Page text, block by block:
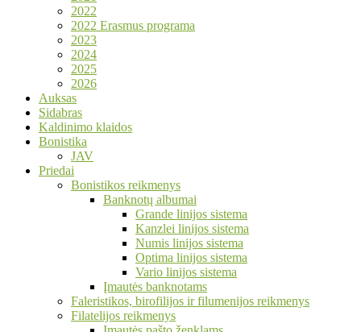
2022
2022 Erasmus programa
2023
2024
2025
2026
Auksas
Sidabras
Kaldinimo klaidos
Bonistika
JAV
Priedai
Bonistikos reikmenys
Banknotų albumai
Grande linijos sistema
Kanzlei linijos sistema
Numis linijos sistema
Optima linijos sistema
Vario linijos sistema
Įmautės banknotams
Faleristikos, birofilijos ir filumenijos reikmenys
Filatelijos reikmenys